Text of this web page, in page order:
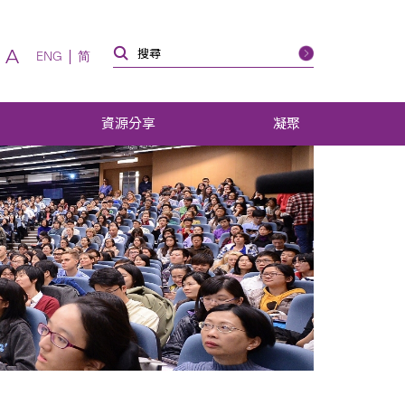
A ENG 简
資源分享 凝聚